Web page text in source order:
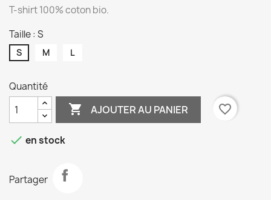
T-shirt 100% coton bio.
Taille : S
S M L
Quantité
 AJOUTER AU PANIER favorite_border
 en stock
Partager